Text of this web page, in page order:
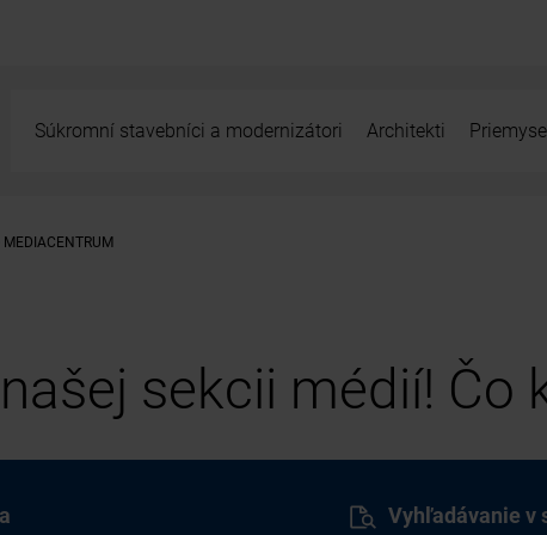
Súkromní stavebníci a modernizátori Architekti
MEDIACENTRUM
sekcii médií! Čo
Vyhľadávanie v